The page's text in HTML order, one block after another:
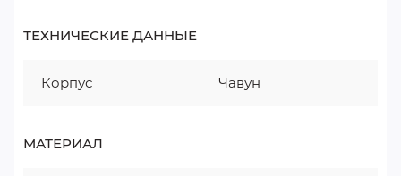
ТЕХНИЧЕСКИЕ ДАННЫЕ
Корпус Чавун
МАТЕРИАЛ